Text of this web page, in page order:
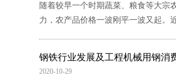
随着较早一个时期蔬菜、粮食等大宗
力，农产品价格一波刚平一波又起。
钢铁行业发展及工程机械用钢消
2020-10-29